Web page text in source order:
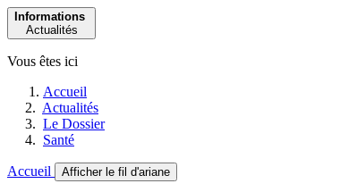
Informations
Actualités
Vous êtes ici
Accueil
Actualités
Le Dossier
Santé
Accueil Afficher le fil d'ariane